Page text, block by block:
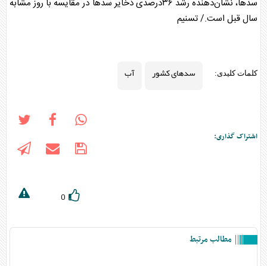
سدها، نشان‌دهنده رشد ۳۶درصدی ذخایر سد‌ها در مقایسه با روز مشابه
سال قبل است./ تسنیم
کلمات کلیدی: سدهای کشور آب
اشتراک گذاری:
0
مطالب مرتبط